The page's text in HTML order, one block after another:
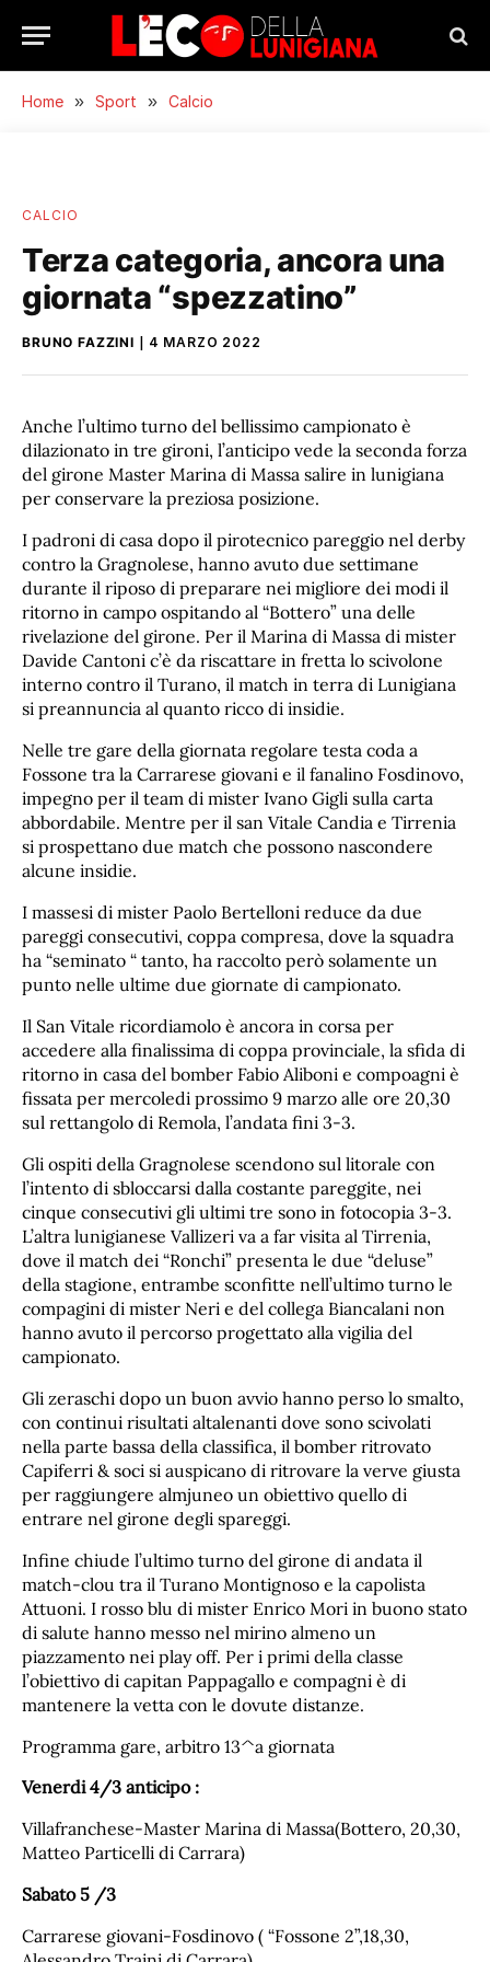
Home » Sport » Calcio
CALCIO
Terza categoria, ancora una
giornata “spezzatino”
BRUNO FAZZINI 4 MARZO 2022
Anche l’ultimo turno del bellissimo campionato è
dilazionato in tre gironi, l’anticipo vede la seconda forza
del girone Master Marina di Massa salire in lunigiana
per conservare la preziosa posizione.
I padroni di casa dopo il pirotecnico pareggio nel derby
contro la Gragnolese, hanno avuto due settimane
durante il riposo di preparare nei migliore dei modi il
ritorno in campo ospitando al “Bottero” una delle
rivelazione del girone. Per il Marina di Massa di mister
Davide Cantoni c’è da riscattare in fretta lo scivolone
interno contro il Turano, il match in terra di Lunigiana
si preannuncia al quanto ricco di insidie.
Nelle tre gare della giornata regolare testa coda a
Fossone tra la Carrarese giovani e il fanalino Fosdinovo,
impegno per il team di mister Ivano Gigli sulla carta
abbordabile. Mentre per il san Vitale Candia e Tirrenia
si prospettano due match che possono nascondere
alcune insidie.
I massesi di mister Paolo Bertelloni reduce da due
pareggi consecutivi, coppa compresa, dove la squadra
ha “seminato “ tanto, ha raccolto però solamente un
punto nelle ultime due giornate di campionato.
Il San Vitale ricordiamolo è ancora in corsa per
accedere alla finalissima di coppa provinciale, la sfida di
ritorno in casa del bomber Fabio Aliboni e compoagni è
fissata per mercoledi prossimo 9 marzo alle ore 20,30
sul rettangolo di Remola, l’andata fini 3-3.
Gli ospiti della Gragnolese scendono sul litorale con
l’intento di sbloccarsi dalla costante pareggite, nei
cinque consecutivi gli ultimi tre sono in fotocopia 3-3.
L’altra lunigianese Vallizeri va a far visita al Tirrenia,
dove il match dei “Ronchi” presenta le due “deluse”
della stagione, entrambe sconfitte nell’ultimo turno le
compagini di mister Neri e del collega Biancalani non
hanno avuto il percorso progettato alla vigilia del
campionato.
Gli zeraschi dopo un buon avvio hanno perso lo smalto,
con continui risultati altalenanti dove sono scivolati
nella parte bassa della classifica, il bomber ritrovato
Capiferri & soci si auspicano di ritrovare la verve giusta
per raggiungere almjuneo un obiettivo quello di
entrare nel girone degli spareggi.
Infine chiude l’ultimo turno del girone di andata il
match-clou tra il Turano Montignoso e la capolista
Attuoni. I rosso blu di mister Enrico Mori in buono stato
di salute hanno messo nel mirino almeno un
piazzamento nei play off. Per i primi della classe
l’obiettivo di capitan Pappagallo e compagni è di
mantenere la vetta con le dovute distanze.
Programma gare, arbitro 13^a giornata
Venerdi 4/3 anticipo :
Villafranchese-Master Marina di Massa(Bottero, 20,30,
Matteo Particelli di Carrara)
Sabato 5 /3
Carrarese giovani-Fosdinovo ( “Fossone 2”,18,30,